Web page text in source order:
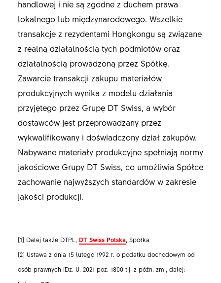
handlowej i nie są zgodne z duchem prawa
lokalnego lub międzynarodowego. Wszelkie
transakcje z rezydentami Hongkongu są związane
z realną działalnością tych podmiotów oraz
działalnością prowadzoną przez Spółkę.
Zawarcie transakcji zakupu materiałów
produkcyjnych wynika z modelu działania
przyjętego przez Grupę DT Swiss, a wybór
dostawców jest przeprowadzany przez
wykwalifikowany i doświadczony dział zakupów.
Nabywane materiały produkcyjne spełniają normy
jakościowe Grupy DT Swiss, co umożliwia Spółce
zachowanie najwyższych standardów w zakresie
jakości produkcji.
[1] Dalej także DTPL, DT Swiss Polska, Spółka
[2] Ustawa z dnia 15 lutego 1992 r. o podatku dochodowym od
osób prawnych (Dz. U. 2021 poz. 1800 t.j. z późn. zm., dalej: